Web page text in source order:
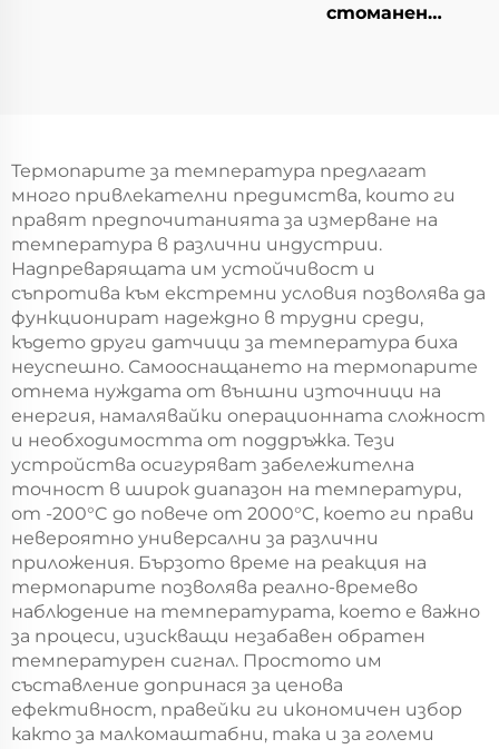
стоманен
Термопарите за температура предлагат
много привлекателни предимства, които ги
правят предпочитанията за измерване на
температура в различни индустрии.
Надпреварящата им устойчивост и
съпротива към екстремни условия позволява да
функционират надеждно в трудни среди,
където други датчици за температура биха
неуспешно. Самооснащането на термопарите
отнема нуждата от външни източници на
енергия, намалявайки операционната сложност
и необходимостта от поддръжка. Тези
устройства осигуряват забележителна
точност в широк диапазон на температури,
от -200°C до повече от 2000°C, което ги прави
невероятно универсални за различни
приложения. Бързото време на реакция на
термопарите позволява реално-времево
наблюдение на температурата, което е важно
за процеси, изискващи незабавен обратен
температурен сигнал. Простото им
съставление допринася за ценова
ефективност, правейки ги икономичен избор
както за малкомаштабни, така и за големи